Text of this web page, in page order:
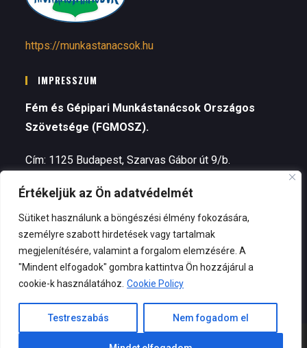
Értékeljük az Ön adatvédelmét
Sütiket használunk a böngészési élmény fokozására,
személyre szabott hirdetések vagy tartalmak
megjelenítésére, valamint a forgalom elemzésére. A
"Mindent elfogadok" gombra kattintva Ön hozzájárul a
cookie-k használatához. Cookie Policy
Testreszabás Nem fogadom el
https://munkastanacsok.hu
IMPRESSZUM
Fém és Gépipari Munkástanácsok Országos
Szövetsége (FGMOSZ).
Cím: 1125 Budapest, Szarvas Gábor út 9/b.
Telefon: +3630 964 3422 (Valovits Nóra, alelnök)
Elnök – Kozma Zsolt
E-mail:fgmosz@munkastanacsok.eu